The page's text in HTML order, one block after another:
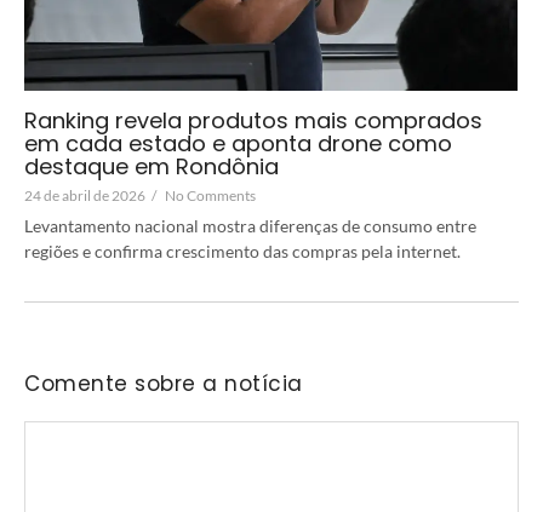
Ranking revela produtos mais comprados
em cada estado e aponta drone como
destaque em Rondônia
24 de abril de 2026 / No Comments
Levantamento nacional mostra diferenças de consumo entre
regiões e confirma crescimento das compras pela internet.
Comente sobre a notícia